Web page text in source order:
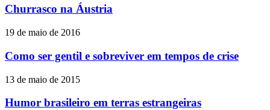
Churrasco na Áustria
19 de maio de 2016
Como ser gentil e sobreviver em tempos de crise
13 de maio de 2015
Humor brasileiro em terras estrangeiras